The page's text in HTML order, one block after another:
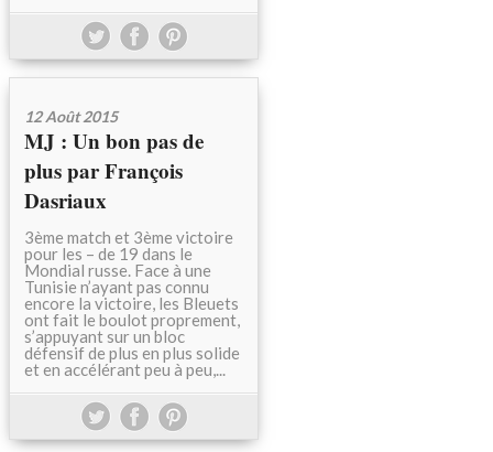
12 Août 2015
MJ : Un bon pas de
plus par François
Dasriaux
3ème match et 3ème victoire
pour les – de 19 dans le
Mondial russe. Face à une
Tunisie n’ayant pas connu
encore la victoire, les Bleuets
ont fait le boulot proprement,
s’appuyant sur un bloc
défensif de plus en plus solide
et en accélérant peu à peu,...